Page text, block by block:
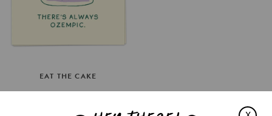
EAT THE CAKE
€3.5
OPTIES SELECTEREN